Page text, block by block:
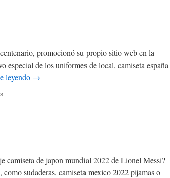
promocionó su propio sitio web en la
de los uniformes de local, camiseta españa
leyendo →
en
camiseta de japon mundial 2022 de Lionel Messi?
sudaderas, camiseta mexico 2022 pijamas o